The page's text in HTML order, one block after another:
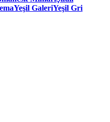
Yeşil GaleriYeşil Gri